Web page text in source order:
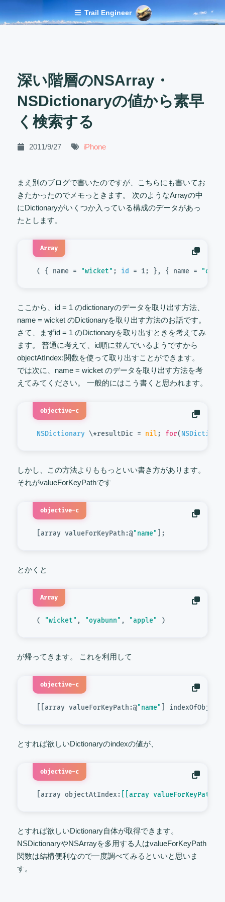
Trail Engineer
深い階層のNSArray・
NSDictionaryの値から素早
く検索する
2011/9/27 iPhone
まえ別のブログで書いたのですが、こちらにも書いてお
きたかったのでメモっときます。 次のようなArrayの中
にDictionaryがいくつか入っている構成のデータがあっ
たとします。
( { name = "wicket" ; id = 1; }, { name =
Array
ここから、id = 1 のdictionaryのデータを取り出す方法、
name = wicket のDictionaryを取り出す方法のお話です。
さて、まずid = 1 のDictionaryを取り出すときを考えてみ
ます。 普通に考えて、id順に並んでいるようですから
objectAtIndex:関数を使って取り出すことができます。
では次に、name = wicket のデータを取り出す方法を考
えてみてください。 一般的にはこう書くと思われます。
NSDictionary \*resultDic = nil; for(
objective-c
しかし、この方法よりももっといい書き方があります。
それがvalueForKeyPathです
array valueForKeyPath:@"name"
objective-c
とかくと
( "wicket" , "oyabunn" , "apple"
Array
が帰ってきます。 これを利用して
[[array valueForKeyPath:@"name"
objective-c
とすれば欲しいDictionaryのindexの値が、
[array objectAtIndex: [[array
objective-c
とすれば欲しいDictionary自体が取得できます。
NSDictionaryやNSArrayを多用する人はvalueForKeyPath
関数は結構便利なので一度調べてみるといいと思いま
す。